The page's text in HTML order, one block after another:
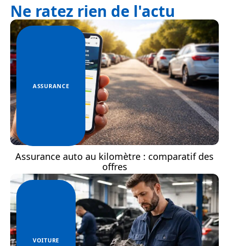
Ne ratez rien de l'actu
ASSURANCE
Assurance auto au kilomètre : comparatif des
offres
VOITURE